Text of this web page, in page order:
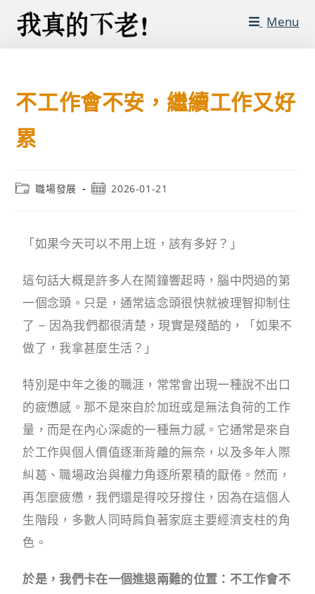
Menu
不工作會不安，繼續工作又好
累
職場發展 2026-01-21
「如果今天可以不用上班，該有多好？」
這句話大概是許多人在鬧鐘響起時，腦中閃過的第
一個念頭。只是，通常這念頭很快就被理智抑制住
了 – 因為我們都很清楚，現實是殘酷的，「如果不
做了，我拿甚麼生活？」
特別是中年之後的職涯，常常會出現一種說不出口
的疲憊感。那不是來自於加班或是無法負荷的工作
量，而是在內心深處的一種無力感。它通常是來自
於工作與個人價值逐漸背離的無奈，以及多年人際
糾葛、職場政治與權力角逐所累積的厭倦。然而，
再怎麼疲憊，我們還是得咬牙撐住，因為在這個人
生階段，多數人同時肩負著家庭主要經濟支柱的角
色。
於是，我們卡在一個進退兩難的位置：不工作會不